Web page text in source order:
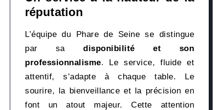
réputation
L’équipe du Phare de Seine se distingue
par sadisponibilité et son
professionnalisme. Le service, fluide et
attentif, s’adapte à chaque table. Le
sourire, la bienveillance et la précision en
font un atout majeur. Cette attention